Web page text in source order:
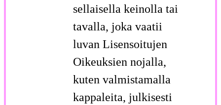
sellaisella keinolla tai
tavalla, joka vaatii
luvan Lisensoitujen
Oikeuksien nojalla,
kuten valmistamalla
kappaleita, julkisesti